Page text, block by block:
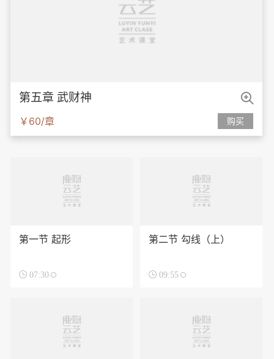
第五章 武财神
￥60/章 购买

第一节 起形
 07:30
第二节 勾线（上）
 09:55